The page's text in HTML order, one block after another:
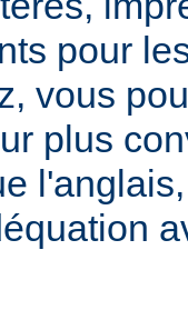
pour
vous
plus